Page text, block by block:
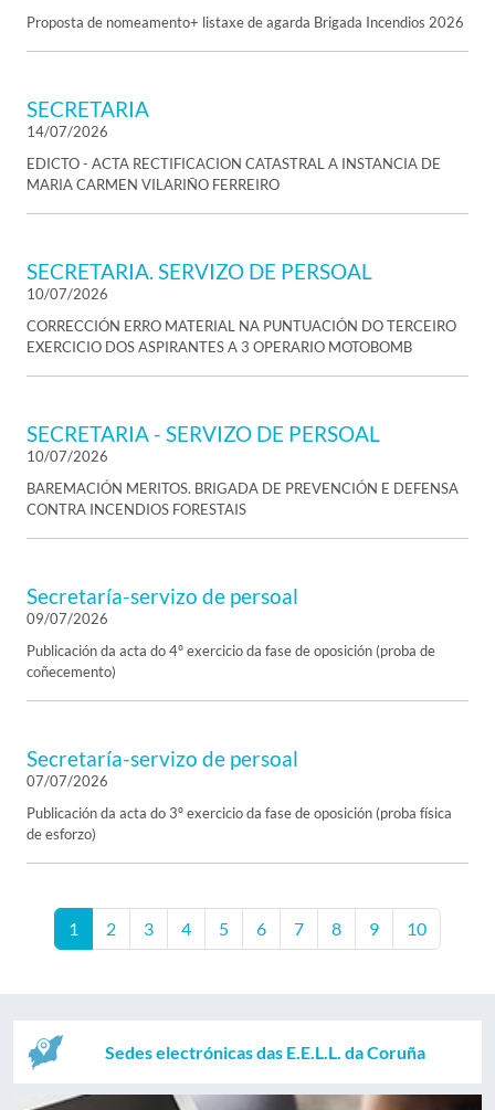
Proposta de nomeamento+ listaxe de agarda Brigada Incendios 2026
SECRETARIA
14/07/2026
EDICTO - ACTA RECTIFICACION CATASTRAL A INSTANCIA DE
MARIA CARMEN VILARIÑO FERREIRO
SECRETARIA. SERVIZO DE PERSOAL
10/07/2026
CORRECCIÓN ERRO MATERIAL NA PUNTUACIÓN DO TERCEIRO
EXERCICIO DOS ASPIRANTES A 3 OPERARIO MOTOBOMB
SECRETARIA - SERVIZO DE PERSOAL
10/07/2026
BAREMACIÓN MERITOS. BRIGADA DE PREVENCIÓN E DEFENSA
CONTRA INCENDIOS FORESTAIS
Secretaría-servizo de persoal
09/07/2026
Publicación da acta do 4º exercicio da fase de oposición (proba de
coñecemento)
Secretaría-servizo de persoal
07/07/2026
Publicación da acta do 3º exercicio da fase de oposición (proba física
de esforzo)
1 2 3 4 5 6 7 8 9 10
Sedes electrónicas das E.E.L.L. da Coruña